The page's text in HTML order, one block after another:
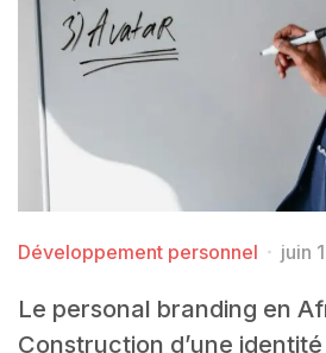
Développement personnel juin
Le personal branding en
Construction d’une